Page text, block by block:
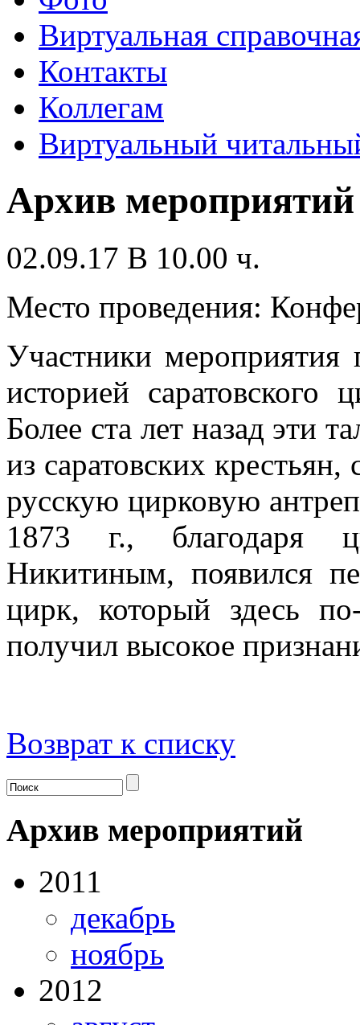
Виртуальная
Контакты
Коллегам
Виртуальный
Архив мероприятий
02.09.17 В 10.00 ч.
Место проведения:
Участники мероприятия
историей
Более ста лет назад эти
из саратовских
русскую цирковую
1873 г., благодаря
Никитиным, появился
цирк, который здесь
получил высокое
Возврат к списку
Архив мероприятий
2011
декабрь
ноябрь
2012